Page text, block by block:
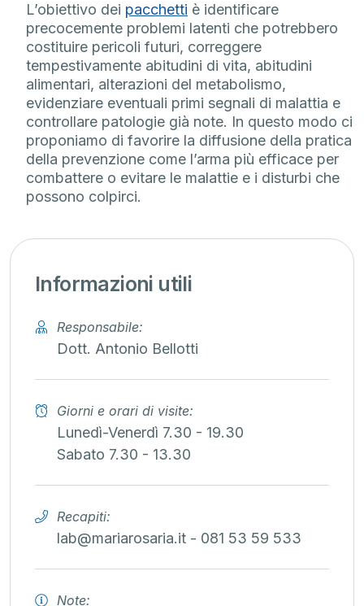
L’obiettivo dei pacchetti è identificare
precocemente problemi latenti che potrebbero
costituire pericoli futuri, correggere
tempestivamente abitudini di vita, abitudini
alimentari, alterazioni del metabolismo,
evidenziare eventuali primi segnali di malattia e
controllare patologie già note. In questo modo ci
proponiamo di favorire la diffusione della pratica
della prevenzione come l’arma più efficace per
combattere o evitare le malattie e i disturbi che
possono colpirci.
Informazioni utili
Responsabile:
Dott. Antonio Bellotti
Giorni e orari di visite:
Lunedì-Venerdì 7.30 - 19.30
Sabato 7.30 - 13.30
Recapiti:
lab@mariarosaria.it - 081 53 59 533
Note: